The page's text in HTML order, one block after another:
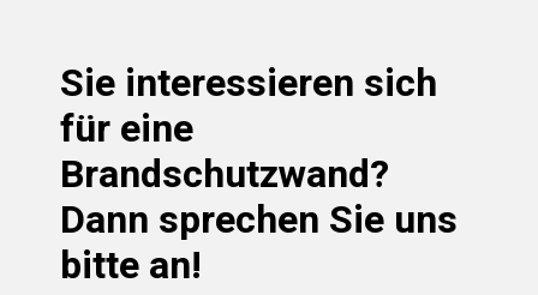
Sie interessieren sich
für eine
Brandschutzwand?
Dann sprechen Sie uns
bitte an!